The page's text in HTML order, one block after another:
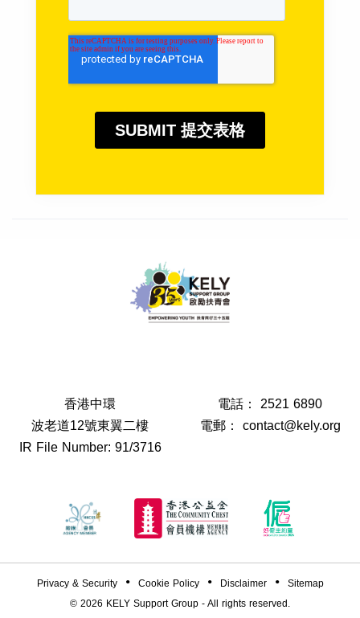
香港中環
波老道12號東翼二樓
IR File Number: 91/3716
電話： 2521 6890
電郵： contact@kely.org
Privacy & Security Cookie Policy Disclaimer
Sitemap
© 2026 KELY Support Group - All rights reserved.